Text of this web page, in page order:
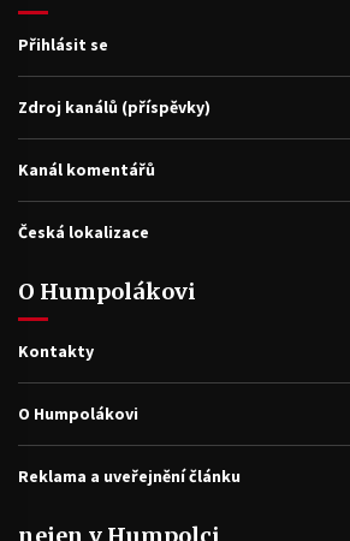
Přihlásit se
Zdroj kanálů (příspěvky)
Kanál komentářů
Česká lokalizace
O Humpolákovi
Kontakty
O Humpolákovi
Reklama a uveřejnění článku
nejen v Humpolci